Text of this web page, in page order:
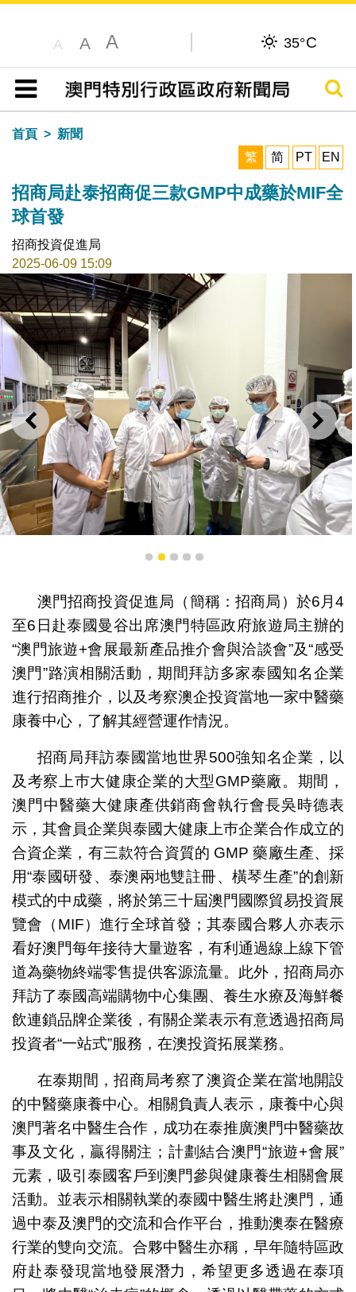
A A A 35°C
目錄
搜尋
首頁
新聞
繁
简 PT EN
招商局赴泰招商促三款GMP中成藥於MIF全
球首發
招商投資促進局
2025-06-09 15:09
上一則 下一
參觀考察泰國上巿大健康企業的大型GMP藥廠
1 2 3 4 5
澳門招商投資促進局（簡稱：招商局）於6月4
至6日赴泰國曼谷出席澳門特區政府旅遊局主辦的
“澳門旅遊+會展最新產品推介會與洽談會”及“感受
澳門”路演相關活動，期間拜訪多家泰國知名企業
進行招商推介，以及考察澳企投資當地一家中醫藥
康養中心，了解其經營運作情況。
招商局拜訪泰國當地世界500強知名企業，以
及考察上巿大健康企業的大型GMP藥廠。期間，
澳門中醫藥大健康產供銷商會執行會長吳時德表
示，其會員企業與泰國大健康上巿企業合作成立的
合資企業，有三款符合資質的 GMP 藥廠生產、採
用“泰國研發、泰澳兩地雙註冊、橫琴生產”的創新
模式的中成藥，將於第三十屆澳門國際貿易投資展
覽會（MIF）進行全球首發；其泰國合夥人亦表示
看好澳門每年接待大量遊客，有利通過線上線下管
道為藥物終端零售提供客源流量。此外，招商局亦
拜訪了泰國高端購物中心集團、養生水療及海鮮餐
飲連鎖品牌企業後，有關企業表示有意透過招商局
投資者“一站式”服務，在澳投資拓展業務。
在泰期間，招商局考察了澳資企業在當地開設
的中醫藥康養中心。相關負責人表示，康養中心與
澳門著名中醫生合作，成功在泰推廣澳門中醫藥故
事及文化，贏得關注；計劃結合澳門“旅遊+會展”
元素，吸引泰國客戶到澳門參與健康養生相關會展
活動。並表示相關執業的泰國中醫生將赴澳門，通
過中泰及澳門的交流和合作平台，推動澳泰在醫療
行業的雙向交流。合夥中醫生亦稱，早年隨特區政
府赴泰發現當地發展潛力，希望更多透過在泰項